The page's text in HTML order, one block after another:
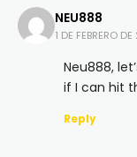
NEU888
1 DE FEBRERO
Neu888,
if I can hit
Reply